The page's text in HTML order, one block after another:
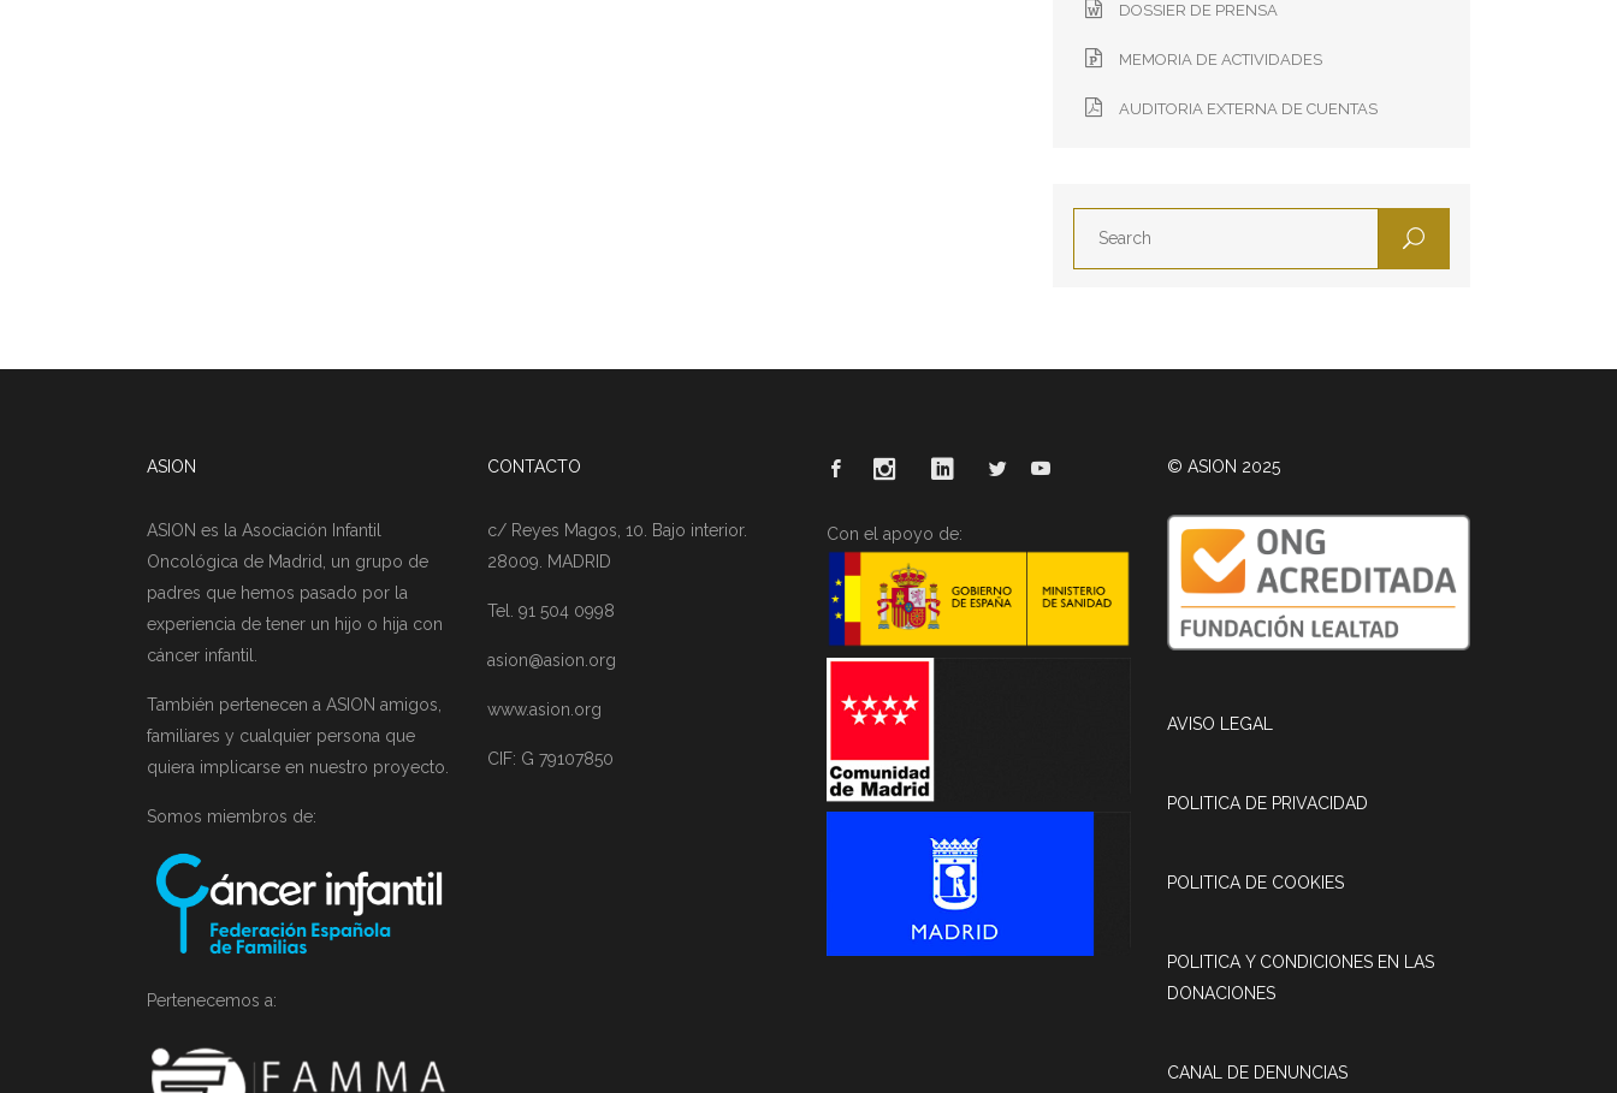
DOSSIER DE PRENSA
MEMORIA DE ACTIVIDADES
AUDITORIA EXTERNA DE CUENTAS
ASION
ASION es la Asociación Infantil
Oncológica de Madrid, un grupo de
padres que hemos pasado por la
experiencia de tener un hijo o hija con
cáncer infantil.
También pertenecen a ASION amigos,
familiares y cualquier persona que
quiera implicarse en nuestro proyecto.
Somos miembros de:
Pertenecemos a:
CONTACTO
c/ Reyes Magos, 10. Bajo interior.
28009. MADRID
Tel. 91 504 0998
asion@asion.org
www.asion.org
CIF: G 79107850
Con el apoyo de:
© ASION 2025
AVISO LEGAL
POLITICA DE PRIVACIDAD
POLITICA DE COOKIES
POLITICA Y CONDICIONES EN LAS
DONACIONES
CANAL DE DENUNCIAS